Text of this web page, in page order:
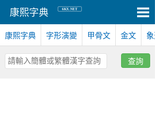
康熙字典 6KX.NET
康熙字典 字形演變 甲骨文 金文 象
查詢